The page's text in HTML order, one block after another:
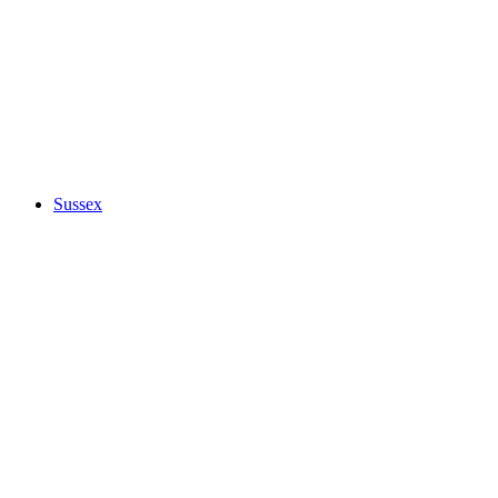
Sussex